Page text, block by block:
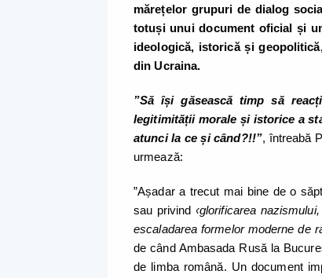
mărețelor grupuri de dialog
totuși unui document oficial și
ideologică, istorică și
din Ucraina.
”Să își găsească timp să
legitimității morale și istorice a
atunci la ce și când?!!”, întreabă
urmează:
”Așadar a trecut mai bine de o
sau privind ‹glorificarea
escaladarea formelor moderne de
de când Ambasada Rusă la
de limba română. Un document